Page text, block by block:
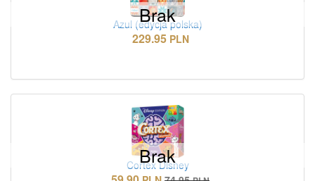
Brak
Azul (edycja polska)
229.95 PLN
Brak
Cortex Disney